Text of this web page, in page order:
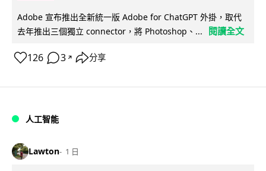
Adobe 宣布推出全新統一版 Adobe for ChatGPT 外掛，取代
去年推出三個獨立 connector，將 Photoshop、...
閱讀全文
126 3 ↗ 分享
人工智能
Lawton 1 日